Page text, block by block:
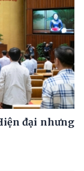
đại nhưng